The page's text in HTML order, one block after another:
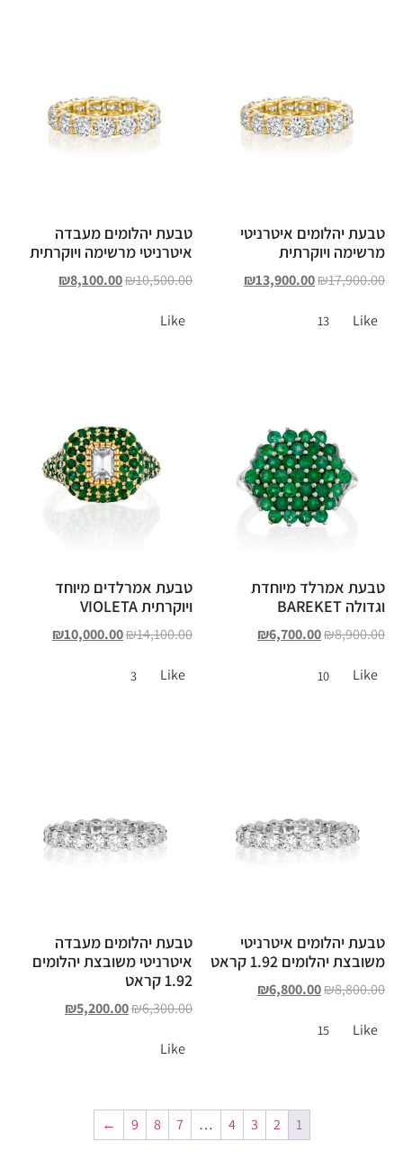
טבעת יהלומים איטרניטי
מרשימה ויוקרתית
₪17,900.00
₪13,900.00
Like
13
טבעת יהלומים מעבדה
איטרניטי מרשימה ויוקרתית
₪10,500.00
₪8,100.00
Like
טבעת אמרלד מיוחדת
וגדולה BAREKET
₪8,900.00
₪6,700.00
Like
10
טבעת אמרלדים מיוחד
ויוקרתית VIOLETA
₪14,100.00
₪10,000.00
Like
3
טבעת יהלומים איטרניטי
משובצת יהלומים 1.92 קראט
₪8,800.00
₪6,800.00
Like
15
טבעת יהלומים מעבדה
איטרניטי משובצת יהלומים
1.92 קראט
₪6,300.00
₪5,200.00
Like
1
2
3
4
…
7
8
9
←